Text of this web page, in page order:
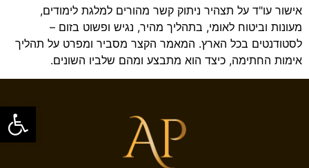
פתח
אישור עו"ד על תצהיר ניתוק קשר מהורים למלגת לימודים,
מעונות וביטוח לאומי, בתהליך מהיר, נגיש ופשוט בזום –
לסטודנטים בכל הארץ. המאמר הקצר מסביר ומפרט על תהליך
אימות החתימה, כיצד הוא מתבצע ומהם שלביו השונים.